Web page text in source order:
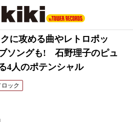
に攻める曲やレトロポッ
ソングも! 石野理子のピュ
4人のポテンシャル
ック